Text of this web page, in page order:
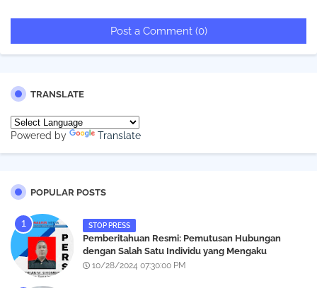
Post a Comment (0)
TRANSLATE
Powered by Translate
POPULAR POSTS
STOP PRESS
Pemberitahuan Resmi: Pemutusan Hubungan
dengan Salah Satu Individu yang Mengaku
Wartawan Analisismedia.com
10/28/2024 07:30:00 PM